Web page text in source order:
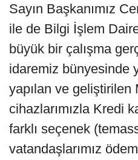
Sayın Başkanımız
ile de Bilgi İşlem
büyük bir çalışma
idaremiz bünyesinde
yapılan ve geliştirilen
cihazlarımızla Kredi
farklı seçenek
vatandaşlarımız